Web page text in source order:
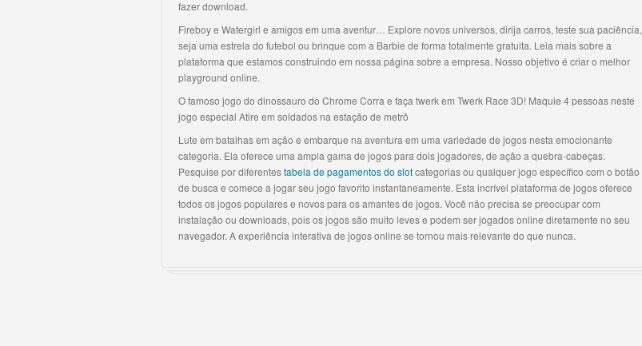
fazer download.
Fireboy e Watergirl e amigos em uma aventur… Explore novos universos, dirija carros, teste sua paciência,
seja uma estrela do futebol ou brinque com a Barbie de forma totalmente gratuita. Leia mais sobre a
plataforma que estamos construindo em nossa página sobre a empresa. Nosso objetivo é criar o melhor
playground online.
O famoso jogo do dinossauro do Chrome Corra e faça twerk em Twerk Race 3D! Maquie 4 pessoas neste
jogo especial Atire em soldados na estação de metrô
Lute em batalhas em ação e embarque na aventura em uma variedade de jogos nesta emocionante
categoria. Ela oferece uma ampla gama de jogos para dois jogadores, de ação a quebra-cabeças.
Pesquise por diferentestabela de pagamentos do slotcategorias ou qualquer jogo específico com o botão
de busca e comece a jogar seu jogo favorito instantaneamente. Esta incrível plataforma de jogos oferece
todos os jogos populares e novos para os amantes de jogos. Você não precisa se preocupar com
instalação ou downloads, pois os jogos são muito leves e podem ser jogados online diretamente no seu
navegador. A experiência interativa de jogos online se tornou mais relevante do que nunca.